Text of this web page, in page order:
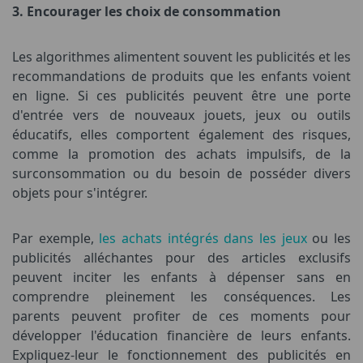
3. Encourager les choix de consommation
Les algorithmes alimentent souvent les publicités et les
recommandations de produits que les enfants voient
en ligne. Si ces publicités peuvent être une porte
d'entrée vers de nouveaux jouets, jeux ou outils
éducatifs, elles comportent également des risques,
comme la promotion des achats impulsifs, de la
surconsommation ou du besoin de posséder divers
objets pour s'intégrer.
Par exemple, les achats intégrés dans les jeuxou les
publicités alléchantes pour des articles exclusifs
peuvent inciter les enfants à dépenser sans en
comprendre pleinement les conséquences. Les
parents peuvent profiter de ces moments pour
développer l'éducation financière de leurs enfants.
Expliquez-leur le fonctionnement des publicités en